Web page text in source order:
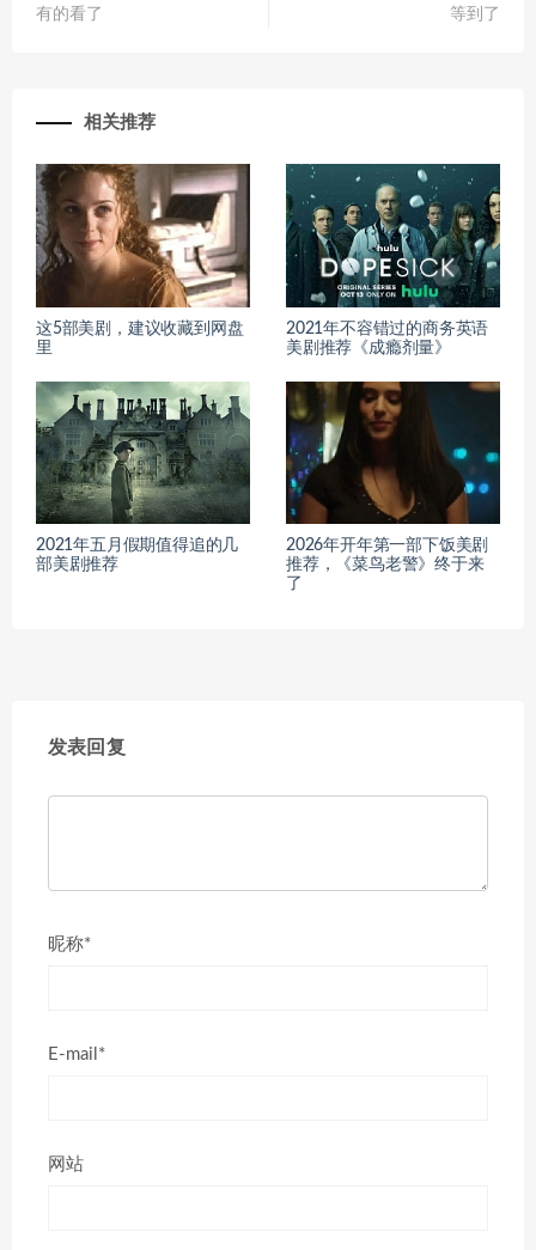
有的看了
等到了
相关推荐
这5部美剧，建议收藏到网盘
里
2021年不容错过的商务英语
美剧推荐《成瘾剂量》
2021年五月假期值得追的几
部美剧推荐
2026年开年第一部下饭美剧
推荐，《菜鸟老警》终于来
了
发表回复
昵称*
E-mail*
网站